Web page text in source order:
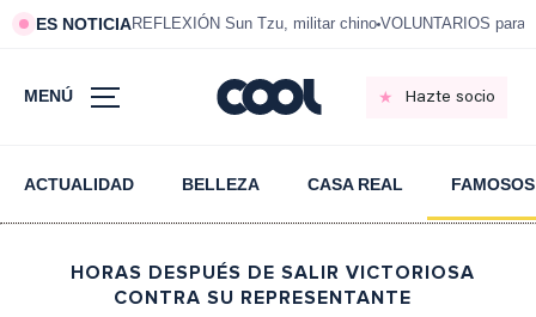
ES NOTICIAREFLEXIÓN Sun Tzu, militar chino VOLUNTARIOS para
MENÚ Hazte socio
ACTUALIDAD BELLEZA CASA REAL FAMOSOS
HORAS DESPUÉS DE SALIR VICTORIOSA
CONTRA SU REPRESENTANTE